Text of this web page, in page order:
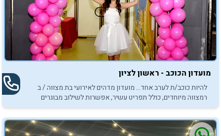
מועדון הכוכב - ראשון לציון
להיות כוכב/ת לערב אחד... מועדון מדהים לאירועי בת מצווה / ב
רמצווה מיוחדים, כולל תפריט עשיר, אפשרות לשילוב מבוגרים
ואטרקציות מגוונות. לא סוגרים לפני שרואים!